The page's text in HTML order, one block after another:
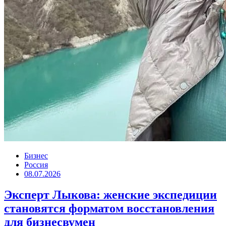
Бизнес
Россия
08.07.2026
Эксперт Лыкова: женские экспедиции
становятся форматом восстановления
для бизнесвумен